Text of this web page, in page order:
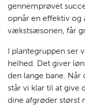
gennemprøvet
opnår en effektiv og
vækstsæsonen, får
I plantegruppen ser
helhed. Det giver
den lange bane. Når
står vi klar til at give
dine afgrøder størst